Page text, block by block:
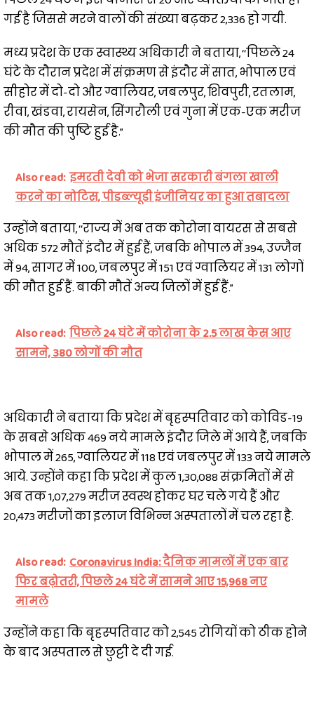
गई है जिससे मरने वालों की संख्या बढ़कर 2,336 हो गयी.
मध्य प्रदेश के एक स्वास्थ्य अधिकारी ने बताया, ‘‘पिछले 24
घंटे के दौरान प्रदेश में संक्रमण से इंदौर में सात, भोपाल एवं
सीहोर में दो-दो और ग्वालियर, जबलपुर, शिवपुरी, रतलाम,
रीवा, खंडवा, रायसेन, सिंगरौली एवं गुना में एक-एक मरीज
की मौत की पुष्टि हुई है.”
Also read: इमरती देवी को भेजा सरकारी बंगला खाली
करने का नोटिस, पीडब्ल्यूडी इंजीनियर का हुआ तबादला
उन्होंने बताया, ‘‘राज्य में अब तक कोरोना वायरस से सबसे
अधिक 572 मौतें इंदौर में हुई हैं, जबकि भोपाल में 394, उज्जैन
में 94, सागर में 100, जबलपुर में 151 एवं ग्वालियर में 131 लोगों
की मौत हुई हैं. बाकी मौतें अन्य जिलों में हुई हैं.”
Also read: पिछले 24 घंटे में कोरोना के 2.5 लाख केस आए
सामने, 380 लोगों की मौत
अधिकारी ने बताया कि प्रदेश में बृहस्पतिवार को कोविड-19
के सबसे अधिक 469 नये मामले इंदौर जिले में आये हैं, जबकि
भोपाल में 265, ग्वालियर में 118 एवं जबलपुर में 133 नये मामले
आये. उन्होंने कहा कि प्रदेश में कुल 1,30,088 संक्रमितों में से
अब तक 1,07,279 मरीज स्वस्थ होकर घर चले गये हैं और
20,473 मरीजों का इलाज विभिन्न अस्पतालों में चल रहा है.
Also read: Coronavirus India: दैनिक मामलों में एक बार
फिर बढ़ोतरी, पिछले 24 घंटे में सामने आए 15,968 नए
मामले
उन्होंने कहा कि बृहस्पतिवार को 2,545 रोगियों को ठीक होने
के बाद अस्पताल से छुट्टी दे दी गई.